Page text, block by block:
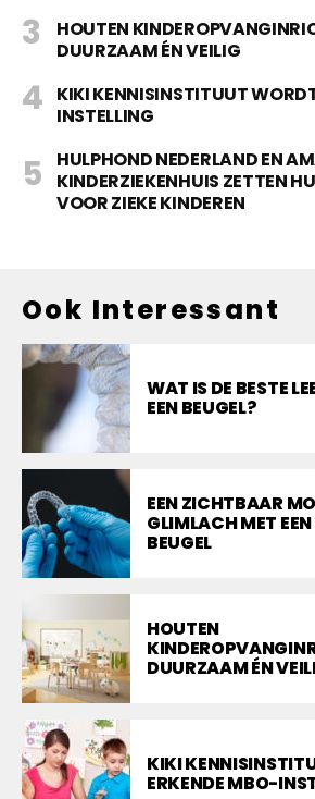
HOUTEN
DUURZAAM ÉN VEILIG
KIKI KENNISINSTITUUT
INSTELLING
HULPHOND NEDERLAND EN
KINDERZIEKENHUIS ZETTEN
VOOR ZIEKE KINDEREN
Ook Interessant
WAT IS DE BESTE
EEN BEUGEL?
EEN ZICHTBAAR
GLIMLACH MET
BEUGEL
HOUTEN
DUURZAAM ÉN
KIKI
ERKENDE MBO-